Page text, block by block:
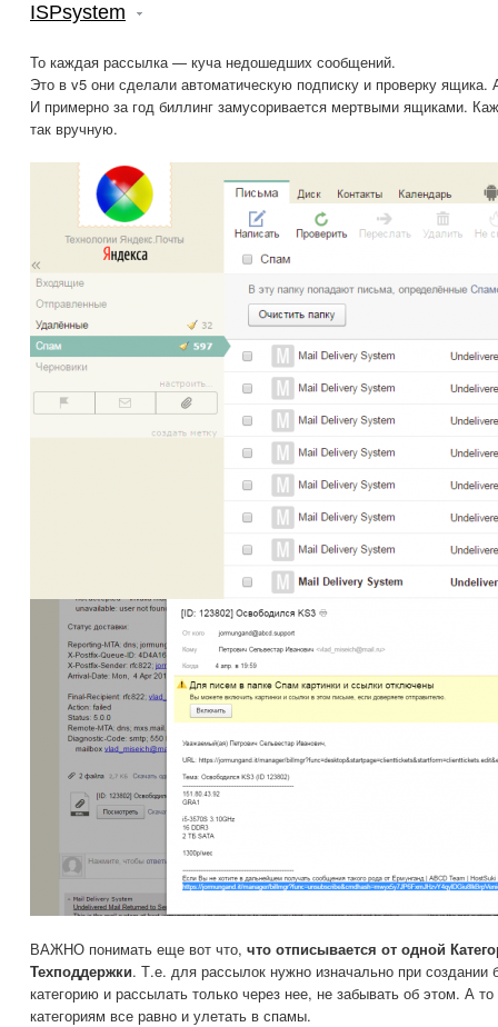
ISPsystem
То каждая рассылка — куча недошедших сообщений.
Это в v5 они сделали автоматическую подписку и проверку ящика.
И примерно за год биллинг замусоривается мертвыми ящиками.
так вручную.
ВАЖНО понимать еще вот что, что отписывается от одной
Техподдержки. Т.е. для рассылок нужно изначально при создании
категорию и рассылать только через нее, не забывать об этом. А
категориям все равно и улетать в спамы.